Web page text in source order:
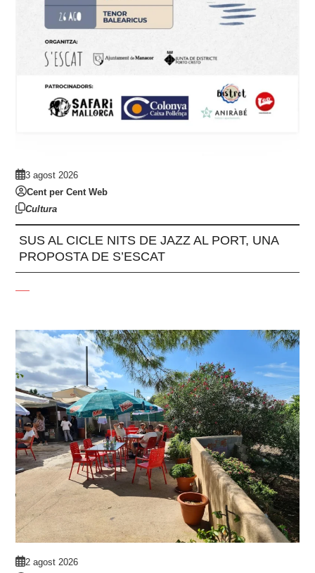
3 agost 2026
Cent per Cent Web
Cultura
SUS AL CICLE NITS DE JAZZ AL PORT, UNA
PROPOSTA DE S’ESCAT
2 agost 2026